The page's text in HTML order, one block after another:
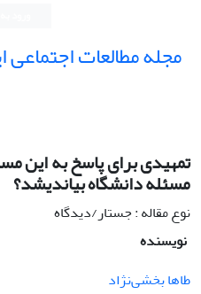
مجله مطالعات اجتماعی
تمهیدی برای پاسخ به این
مسئله دانشگاه بیاندیشد؟
نوع مقاله : جستار/دیدگاه
نویسنده
طاها بخشی‌نژاد